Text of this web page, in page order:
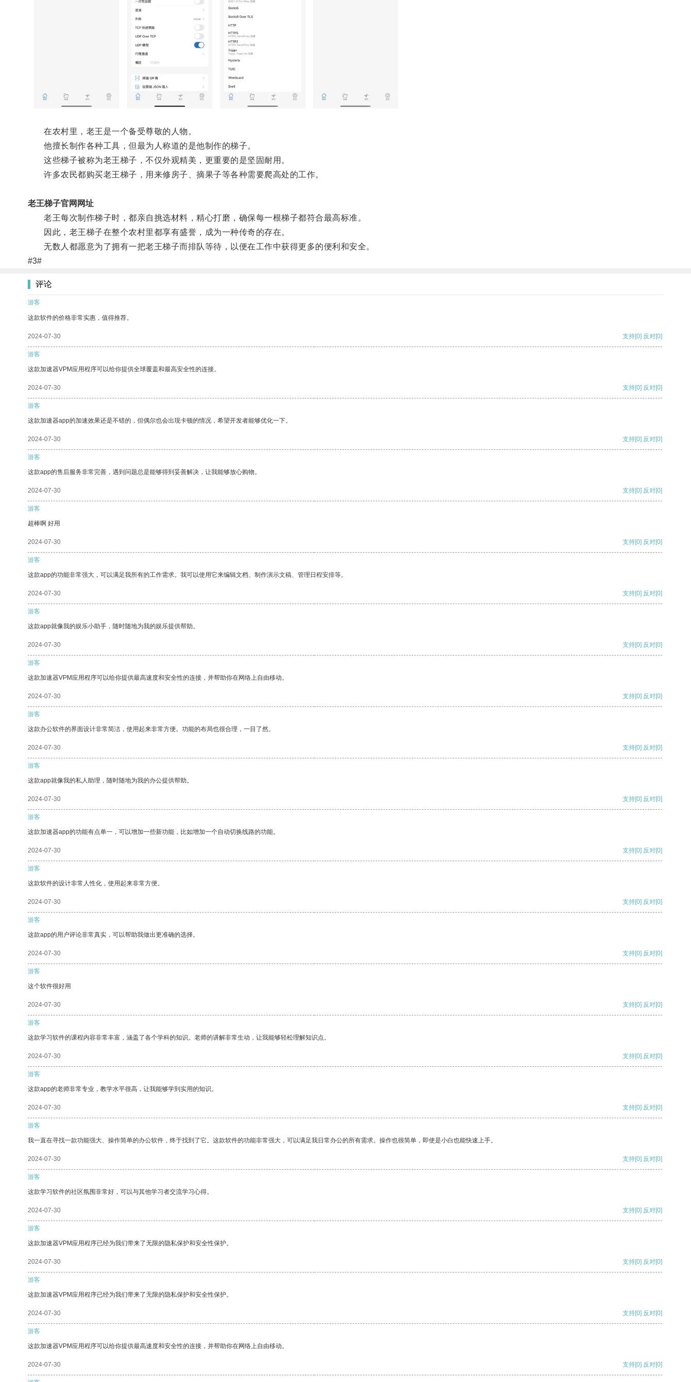
在农村里，老王是一个备受尊敬的人物。
他擅长制作各种工具，但最为人称道的是他制作的梯子。
这些梯子被称为老王梯子，不仅外观精美，更重要的是坚固耐用。
许多农民都购买老王梯子，用来修房子、摘果子等各种需要爬高处的工作。
老王梯子官网网址
老王每次制作梯子时，都亲自挑选材料，精心打磨，确保每一根梯子都符合最高标准。
因此，老王梯子在整个农村里都享有盛誉，成为一种传奇的存在。
无数人都愿意为了拥有一把老王梯子而排队等待，以便在工作中获得更多的便利和安全。
#3#
评论
游客
这款软件的价格非常实惠，值得推荐。
2024-07-30 支持[0] 反对[0]
游客
这款加速器VPM应用程序可以给你提供全球覆盖和最高安全性的连接。
2024-07-30 支持[0] 反对[0]
游客
这款加速器app的加速效果还是不错的，但偶尔也会出现卡顿的情况，希望开发者能够优化一下。
2024-07-30 支持[0] 反对[0]
游客
这款app的售后服务非常完善，遇到问题总是能够得到妥善解决，让我能够放心购物。
2024-07-30 支持[0] 反对[0]
游客
超棒啊 好用
2024-07-30 支持[0] 反对[0]
游客
这款app的功能非常强大，可以满足我所有的工作需求。我可以使用它来编辑文档、制作演示文稿、管理日程安排等。
2024-07-30 支持[0] 反对[0]
游客
这款app就像我的娱乐小助手，随时随地为我的娱乐提供帮助。
2024-07-30 支持[0] 反对[0]
游客
这款加速器VPM应用程序可以给你提供最高速度和安全性的连接，并帮助你在网络上自由移动。
2024-07-30 支持[0] 反对[0]
游客
这款办公软件的界面设计非常简洁，使用起来非常方便。功能的布局也很合理，一目了然。
2024-07-30 支持[0] 反对[0]
游客
这款app就像我的私人助理，随时随地为我的办公提供帮助。
2024-07-30 支持[0] 反对[0]
游客
这款加速器app的功能有点单一，可以增加一些新功能，比如增加一个自动切换线路的功能。
2024-07-30 支持[0] 反对[0]
游客
这款软件的设计非常人性化，使用起来非常方便。
2024-07-30 支持[0] 反对[0]
游客
这款app的用户评论非常真实，可以帮助我做出更准确的选择。
2024-07-30 支持[0] 反对[0]
游客
这个软件很好用
2024-07-30 支持[0] 反对[0]
游客
这款学习软件的课程内容非常丰富，涵盖了各个学科的知识。老师的讲解非常生动，让我能够轻松理解知识点。
2024-07-30 支持[0] 反对[0]
游客
这款app的老师非常专业，教学水平很高，让我能够学到实用的知识。
2024-07-30 支持[0] 反对[0]
游客
我一直在寻找一款功能强大、操作简单的办公软件，终于找到了它。这款软件的功能非常强大，可以满足我日常办公的所有需求。操作也很简单，即使是小白也能快速上手。
2024-07-30 支持[0] 反对[0]
游客
这款学习软件的社区氛围非常好，可以与其他学习者交流学习心得。
2024-07-30 支持[0] 反对[0]
游客
这款加速器VPM应用程序已经为我们带来了无限的隐私保护和安全性保护。
2024-07-30 支持[0] 反对[0]
游客
这款加速器VPM应用程序已经为我们带来了无限的隐私保护和安全性保护。
2024-07-30 支持[0] 反对[0]
游客
这款加速器VPM应用程序可以给你提供最高速度和安全性的连接，并帮助你在网络上自由移动。
2024-07-30 支持[0] 反对[0]